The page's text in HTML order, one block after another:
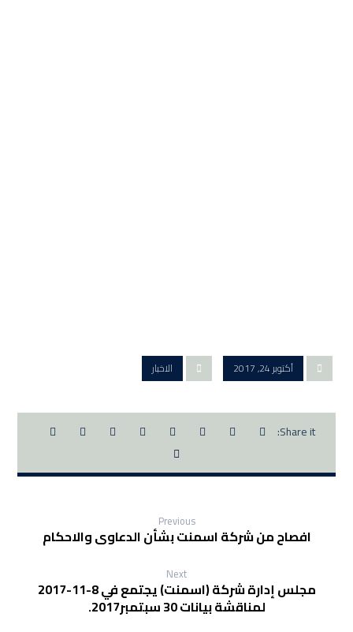
أكتوبر 24, 2017 الاخبار
Previous
افصاح من شركة اسمنت بشأن الدعاوى والاحكام
Next
مجلس إدارة شركة (اسمنت) يجتمع في 8-11-2017
لمناقشة بيانات 30 سبتمبر2017.